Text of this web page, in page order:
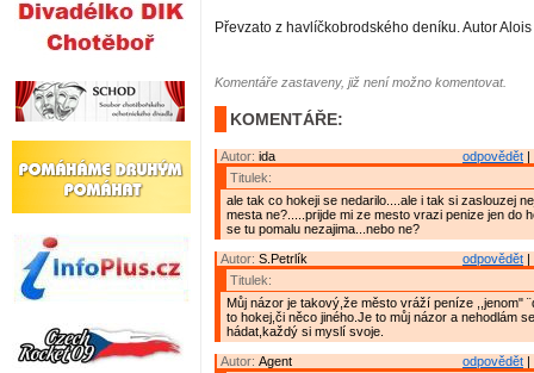
Převzato z havlíčkobrodského deníku. Autor
Komentáře zastaveny, již není možno komentovat.
KOMENTÁŘE:
odpovědět |
Autor: ida
Titulek:
ale tak co hokeji se nedarilo....ale i tak si zaslouzej
mesta ne?.....prijde mi ze mesto vrazi penize jen do
se tu pomalu nezajima...nebo ne?
odpovědět |
Autor: S.Petrlík
Titulek:
Můj názor je takový,že město vráží peníze ,,jenom"
to hokej,či něco jiného.Je to můj názor a nehodlám
hádat,každý si myslí svoje.
odpovědět |
Autor: Agent